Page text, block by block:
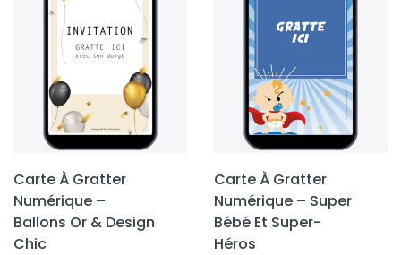
Carte À Gratter
Numérique –
Ballons Or & Design
Chic
Carte À Gratter
Numérique – Super
Bébé Et Super-
Héros